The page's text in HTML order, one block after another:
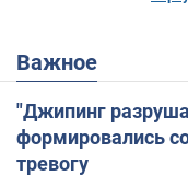
Важное
"Джипинг
формировались
тревогу